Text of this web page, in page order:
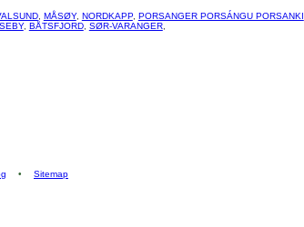
, MÅSØY, NORDKAPP, PORSANGER PORSÁNGU PORSANKI
, BÅTSFJORD, SØR-VARANGER,
• Sitemap